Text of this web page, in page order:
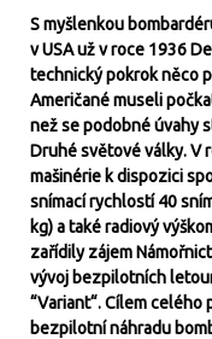
S myšlenkou
v USA už v roce 1936
technický pokrok něco
Američané museli
než se podobné úvahy
Druhé světové války. V
mašinérie k dispozici
snímací rychlostí 40
kg) a také radiový
zařídily zájem
vývoj bezpilotních
“Variant“. Cílem
bezpilotní náhradu